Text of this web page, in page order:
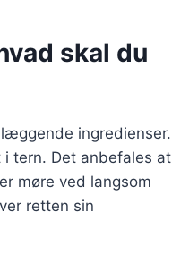
skal du
ingredienser.
tern. Det anbefales at
møre ved langsom
retten sin